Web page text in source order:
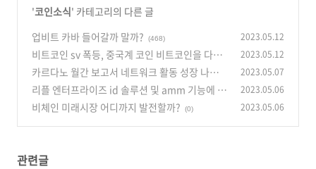
'코인소식' 카테고리의 다른 글
업비트 카바 들어갈까 말까?
(468) 2023.05.12
비트코인 sv 폭등, 중국계 코인 비트코인을 다시
시험대에 오르게 하다
(2)
2023.05.12
카르다노 월간 보고서 네트워크 활동 성장 나타내
(1)
2023.05.07
리플 엔터프라이즈 id 솔루션 및 amm 기능에 대
한 리플 cto 언급 (0)
2023.05.06
비체인 미래시장 어디까지 발전할까? (0) 2023.05.06
관련글